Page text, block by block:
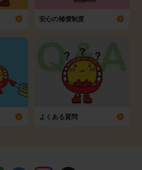
安心の補償制度
よくある質問